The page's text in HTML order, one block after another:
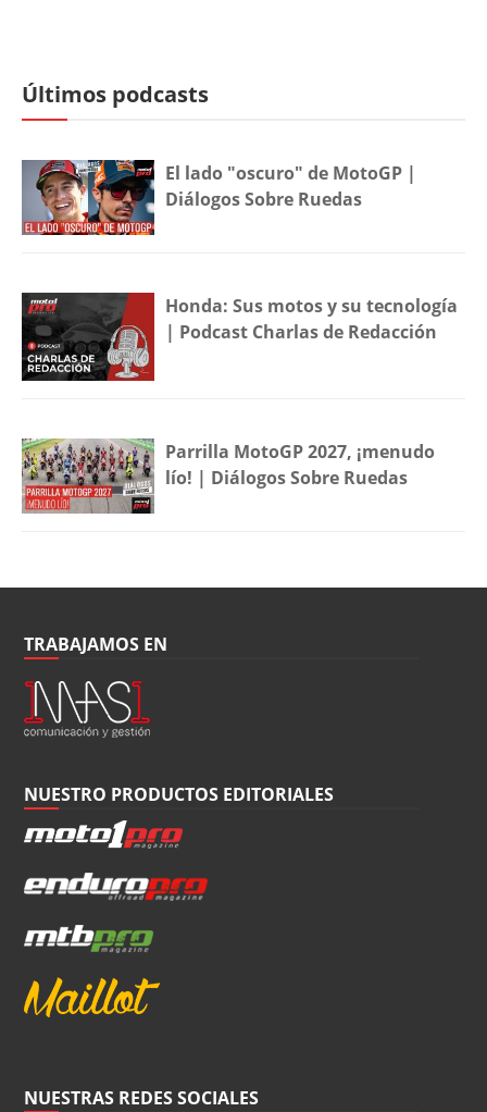
Últimos podcasts
El lado "oscuro" de MotoGP |
Diálogos Sobre Ruedas
Honda: Sus motos y su tecnología
| Podcast Charlas de Redacción
Parrilla MotoGP 2027, ¡menudo
lío! | Diálogos Sobre Ruedas
TRABAJAMOS EN
NUESTRO PRODUCTOS EDITORIALES
NUESTRAS REDES SOCIALES